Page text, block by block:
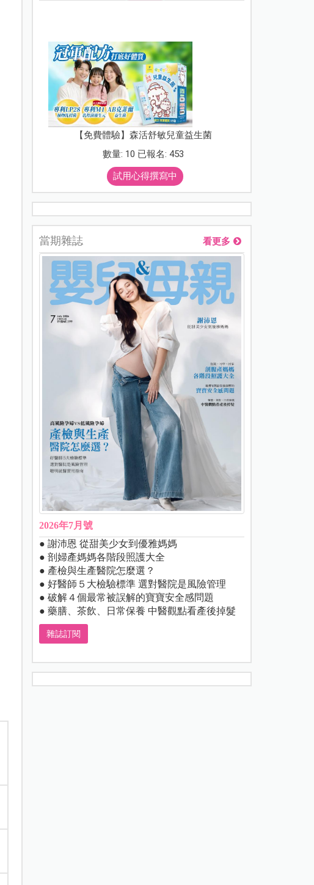
【免費體驗】森活舒敏兒童益生菌
數量: 10 已報名: 453
試用心得撰寫中
當期雜誌 看更多
2026年7月號
● 謝沛恩 從甜美少女到優雅媽媽
● 剖婦產媽媽各階段照護大全
● 產檢與生產醫院怎麼選？
● 好醫師５大檢驗標準 選對醫院是風險管理
● 破解４個最常被誤解的寶寶安全感問題
● 藥膳、茶飲、日常保養 中醫觀點看產後掉髮
雜誌訂閱